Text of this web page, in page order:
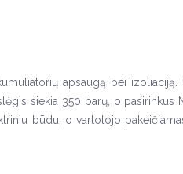
apsaugą bei
siekia 350 barų, o
būdu, o vartotojo